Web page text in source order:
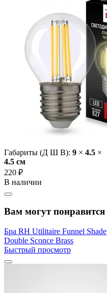
Габариты (Д Ш В): 9 × 4.5 ×
4.5 cм
220 ₽
В наличии
Вам могут понравится
Бра RH Utilitaire Funnel Shade
Double Sconce Brass
Быстрый просмотр